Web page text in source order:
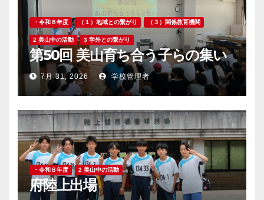
・令和８年度 （１）地域との繋がり （３）関係教育機関
2 美山中の活動 3 学外との繋がり
第50回 美山育ち合う子らの集い
7月 31, 2026 学校管理者
・令和８年度 2 美山中の活動
府陸上出場